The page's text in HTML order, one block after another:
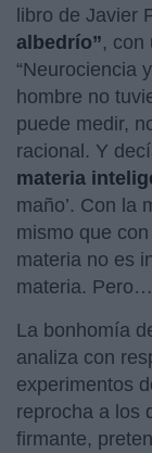
libro de Javier
albedrío”, con
“Neurociencia
hombre no
puede medir,
racional. Y
materia
maño’. Con la
mismo que con
materia no es
materia. Pero…
La bonhomía
analiza con
experimentos
reprocha a los
firmante,